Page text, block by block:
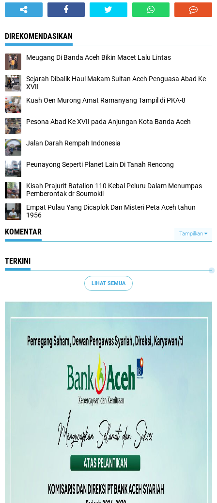
DIREKOMENDASIKAN
Meugang Di Banda Aceh Bikin Macet Lalu Lintas
Sejarah Dibalik Haul Makam Sultan Aceh Penguasa Abad Ke
XVII
Kuah Oen Murong Amat Ramanyang Tampil di PKA-8
Pesona Abad Ke XVII pada Anjungan Kota Banda Aceh
Jalan Darah Rempah Indonesia
Peunayong Seperti Planet Lain Di Tanah Rencong
Kisah Prajurit Batalion 110 Kebal Peluru Dalam Menumpas
Pemberontak dr Soumokil
Empat Pulau Yang Dicaplok Dan Misteri Peta Aceh tahun
1956
KOMENTAR Tampilkan
TERKINI
LIHAT SEMUA